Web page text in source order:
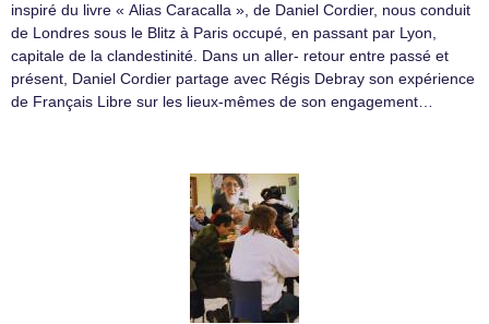
inspiré du livre « Alias Caracalla », de Daniel Cordier, nous conduit
de Londres sous le Blitz à Paris occupé, en passant par Lyon,
capitale de la clandestinité. Dans un aller- retour entre passé et
présent, Daniel Cordier partage avec Régis Debray son expérience
de Français Libre sur les lieux-mêmes de son engagement…